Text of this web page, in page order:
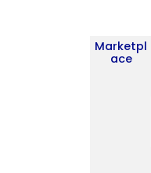
Marketpl
ace